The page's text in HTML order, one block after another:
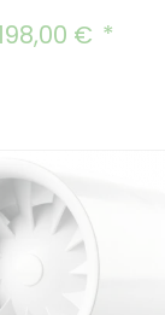
Preis:
€